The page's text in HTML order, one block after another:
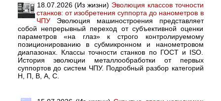
18.07.2026 (Из жизни) Эволюция классов точности
станков: от изобретения суппорта до нанометров в
ЧПУЭволюция машиностроения представляет
собой непрерывный переход от субъективной оценки
параметров «на глаз» к строго контролируемому
позиционированию в субмикронном и нанометровом
диапазонах. Классы точности станков по ГОСТ и ISO.
История эволюции металлообработки от первых
суппортов до систем ЧПУ. Подробный разбор категорий
Н, П, В, А, С.